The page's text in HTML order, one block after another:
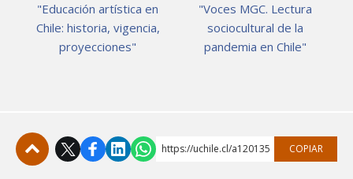
"Educación artística en
Chile: historia, vigencia,
proyecciones"
"Voces MGC. Lectura
sociocultural de la
pandemia en Chile"
https://uchile.cl/a120135 COPIAR